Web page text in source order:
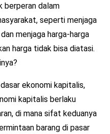
berperan dalam
seperti menjaga
menjaga harga-harga
harga tidak bisa diatasi.
ekonomi kapitalis,
kapitalis berlaku
di mana sifat keduanya
barang di pasar